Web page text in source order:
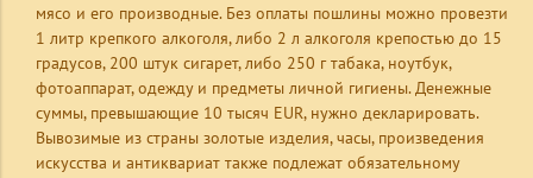
мясо и его производные. Без оплаты пошлины можно провезти
1 литр крепкого алкоголя, либо 2 л алкоголя крепостью до 15
градусов, 200 штук сигарет, либо 250 г табака, ноутбук,
фотоаппарат, одежду и предметы личной гигиены. Денежные
суммы, превышающие 10 тысяч EUR, нужно декларировать.
Вывозимые из страны золотые изделия, часы, произведения
искусства и антиквариат также подлежат обязательному